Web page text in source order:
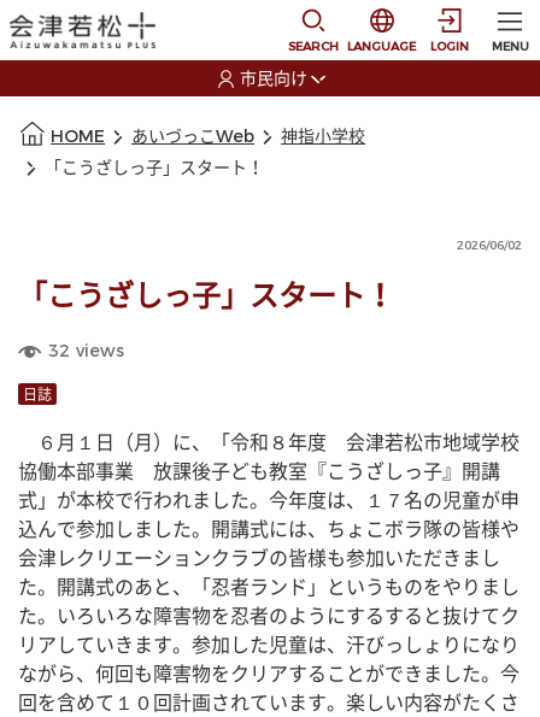
SEARCH
選択すると言語の切
LANGUAGE LOGIN MENU
市民向け
HOME あいづっこWeb
神指小学校
「こうざしっ子」スタート！
2026/06/02
「こうざしっ子」スタート！
32 views
日誌
６月１日（月）に、「令和８年度　会津若松市地域学校
協働本部事業　放課後子ども教室『こうざしっ子』開講
式」が本校で行われました。今年度は、１７名の児童が申
込んで参加しました。開講式には、ちょこボラ隊の皆様や
会津レクリエーションクラブの皆様も参加いただきまし
た。開講式のあと、「忍者ランド」というものをやりまし
た。いろいろな障害物を忍者のようにするすると抜けてク
リアしていきます。参加した児童は、汗びっしょりになり
ながら、何回も障害物をクリアすることができました。今
回を含めて１０回計画されています。楽しい内容がたくさ